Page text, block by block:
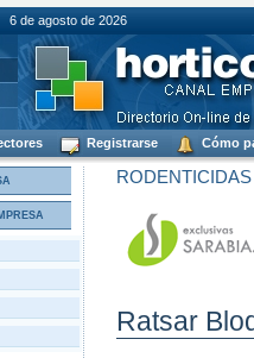
6 de agosto de
Registrarse Cómo
RODENTICIDAS
Ratsar